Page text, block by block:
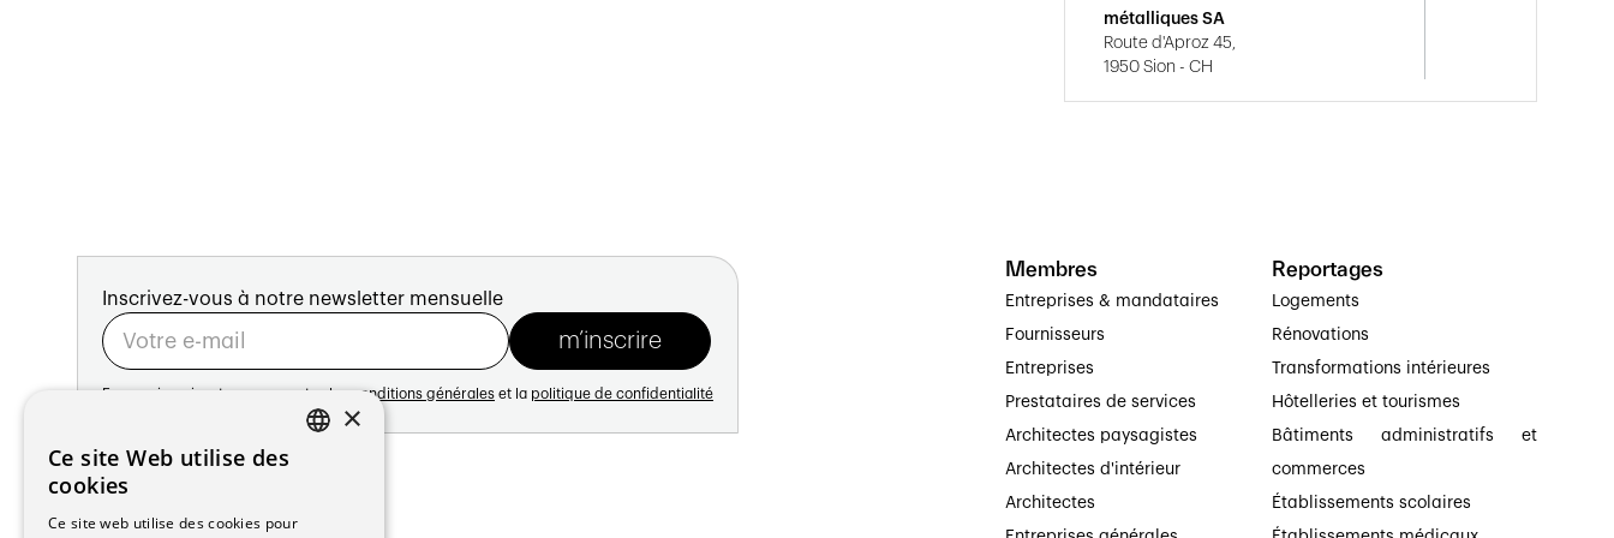
métalliques SA
Route d'Aproz 45,
1950 Sion - CH
Inscrivez-vous à notre newsletter mensuelle
En vous inscrivant vous acceptez les conditions générales et la politique de confidentialité
Adresse:
Avenue de Longemalle 21
1020 Renens
Suisse
Membres
Entreprises & mandataires
Fournisseurs
Entreprises
Prestataires de services
Architectes paysagistes
Architectes d'intérieur
Architectes
Reportages
Logements
Rénovations
Transformations intérieures
Hôtelleries et tourismes
Bâtiments administratifs et
commerces
Établissements scolaires
×
Ce site Web utilise des
cookies
Ce site web utilise des cookies pour